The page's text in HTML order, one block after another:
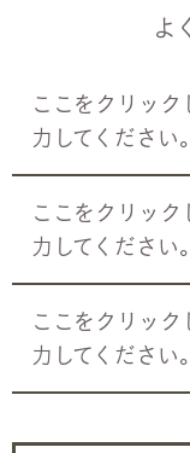
よ
ここをクリック
力してください。
ここをクリック
力してください。
ここをクリック
力してください。